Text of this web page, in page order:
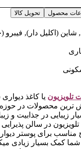
محصول
تحویل کالا
(اکلیل دار),
ن یا کاغذ
محصولات در حوزه
زیبایی در جذابیت و
در سالن پذیرایی
مناسب برای پوستر
شما کمک بسیار زیادی